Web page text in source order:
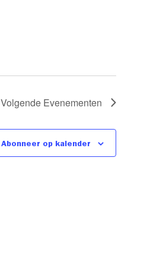
Volgende Evenementen
Abonneer op kalender